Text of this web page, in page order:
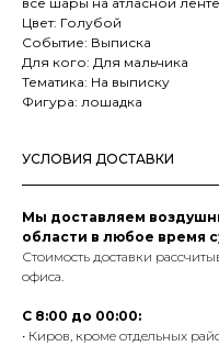
Цвет: Голубой
Событие: Выписка
Для кого: Для мальчика
Тематика: На выписку
Фигура: лошадка
УСЛОВИЯ ДОСТАВКИ
Мы доставляем
области в любое время
Стоимость доставки
офиса.
С 8:00 до 00:00:
• Киров, кроме отдельных